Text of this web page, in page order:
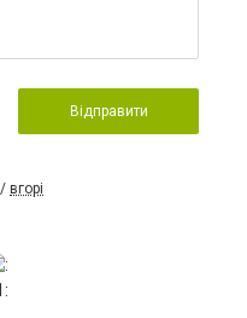
Відправити
/ вгорі